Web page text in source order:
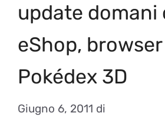
update domani
eShop,
Pokédex 3D
Giugno 6, 2011 di